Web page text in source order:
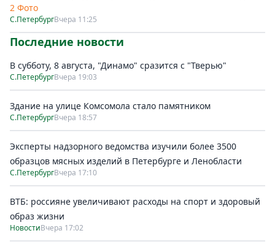
2 Фото
С.ПетербургВчера 11:25
Последние новости
В субботу, 8 августа, "Динамо" сразится с "Тверью"
С.ПетербургВчера 19:03
Здание на улице Комсомола стало памятником
С.ПетербургВчера 18:57
Эксперты надзорного ведомства изучили более 3500
образцов мясных изделий в Петербурге и Ленобласти
С.ПетербургВчера 17:10
ВТБ: россияне увеличивают расходы на спорт и здоровый
образ жизни
НовостиВчера 17:02